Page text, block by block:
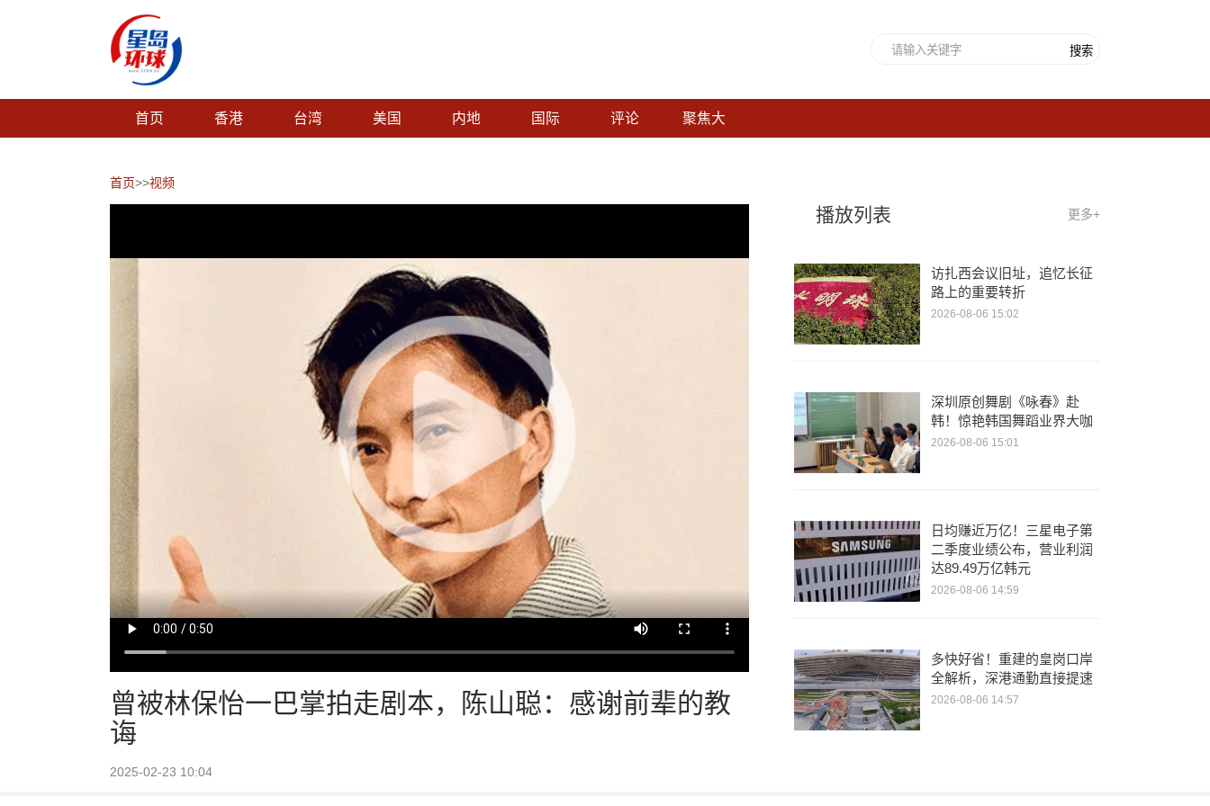
搜索
首页 香港 台湾 美国 内地 国际 评论 聚焦大
首页>>视频
曾被林保怡一巴掌拍走剧本，陈山聪：感谢前辈的教
诲
2025-02-23 10:04
播放列表 更多+
访扎西会议旧址，追忆长征
路上的重要转折
2026-08-06 15:02
深圳原创舞剧《咏春》赴
韩！惊艳韩国舞蹈业界大咖
2026-08-06 15:01
日均赚近万亿！三星电子第
二季度业绩公布，营业利润
达89.49万亿韩元
2026-08-06 14:59
多快好省！重建的皇岗口岸
全解析，深港通勤直接提速
2026-08-06 14:57